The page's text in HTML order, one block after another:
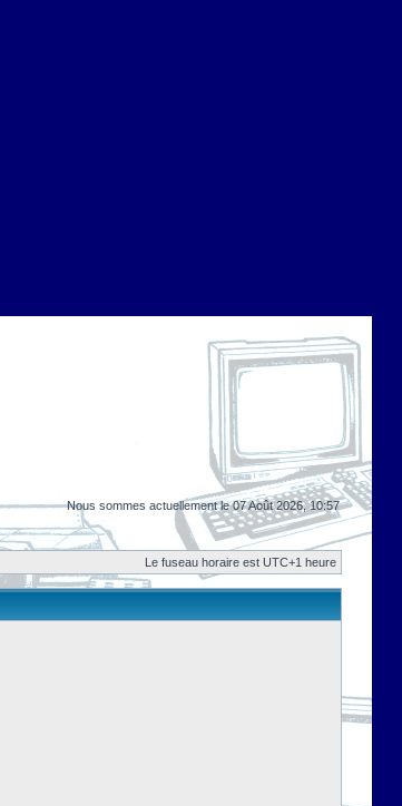
Nous sommes actuellement le 07 Août 2026, 10:57
Le fuseau horaire est UTC+1 heure